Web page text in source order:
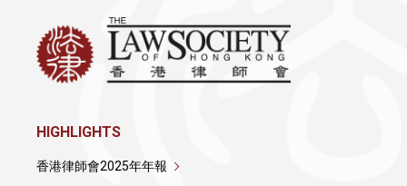
HIGHLIGHTS
香港律師會2025年年報